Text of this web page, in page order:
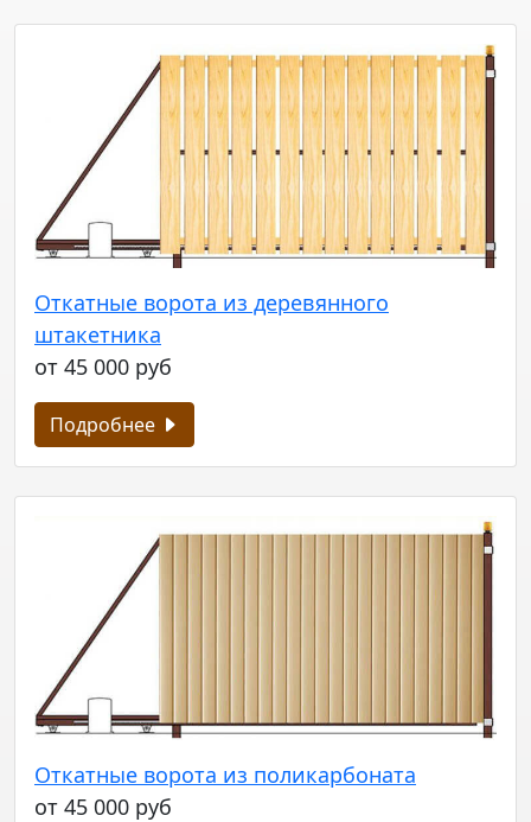
Откатные ворота из деревянного
штакетника
от 45 000 руб
Подробнее
Откатные ворота из поликарбоната
от 45 000 руб